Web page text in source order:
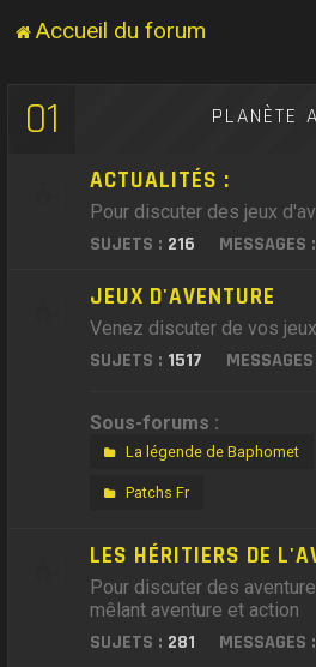
Accueil du forum
01 PLANÈTE
ACTUALITÉS :
Pour discuter des jeux
SUJETS : 216 MESSAGES :
JEUX D'AVENTURE
Venez discuter de vos
SUJETS : 1517
Sous-forums :
La légende de Baphomet
Patchs Fr
LES HÉRITIERS DE
Pour discuter des
mêlant aventure et action
SUJETS : 281 MESSAGES :